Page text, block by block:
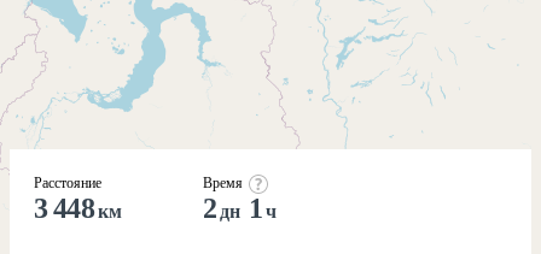
Расстояние
3 448км
Время
2 дн 1 ч